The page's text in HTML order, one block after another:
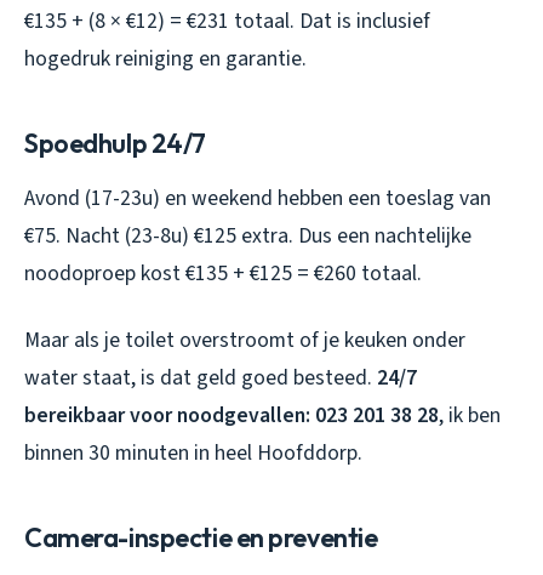
€135 + (8 × €12) = €231 totaal. Dat is inclusief
hogedruk reiniging en garantie.
Spoedhulp 24/7
Avond (17-23u) en weekend hebben een toeslag van
€75. Nacht (23-8u) €125 extra. Dus een nachtelijke
noodoproep kost €135 + €125 = €260 totaal.
Maar als je toilet overstroomt of je keuken onder
water staat, is dat geld goed besteed. 24/7
bereikbaar voor noodgevallen: 023 201 38 28, ik ben
binnen 30 minuten in heel Hoofddorp.
Camera-inspectie en preventie